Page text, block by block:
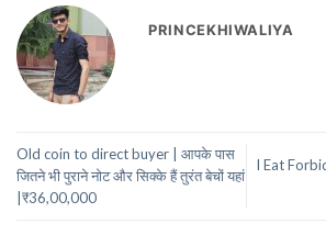
PRINCEKHIWALIYA
Old coin to direct buyer | आपके पास
जितने भी पुराने नोट और सिक्के हैं तुरंत बेचों यहां
|₹36,00,000
I Eat